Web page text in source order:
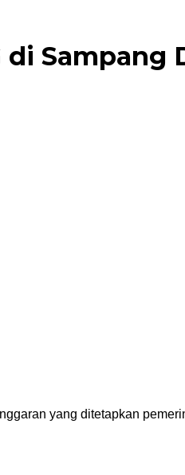
di Sampang
yang ditetapkan